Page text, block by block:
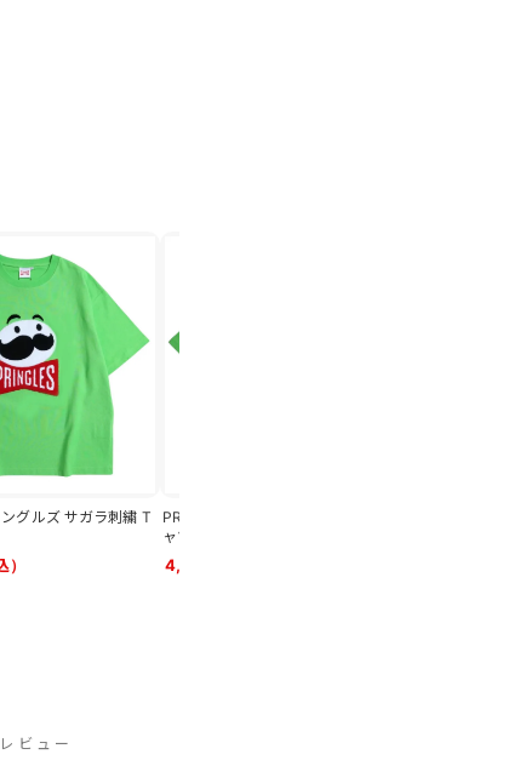
グルズ サガラ刺繍 T
PRINGLES プリングルズ ゲーム柄 Tシ
ャツ GREEN
4,950円（税込）
レビュー